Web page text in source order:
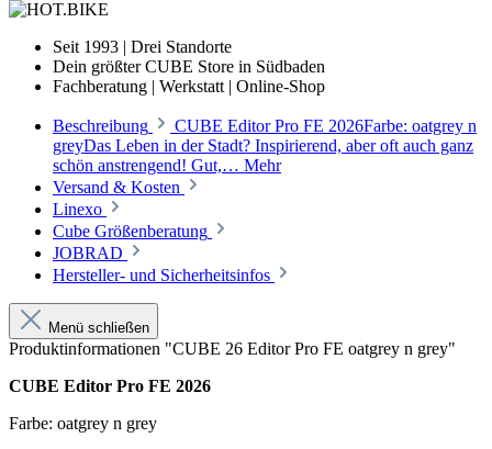
Seit 1993 | Drei Standorte
Dein größter CUBE Store in Südbaden
Fachberatung | Werkstatt | Online-Shop
Beschreibung
CUBE Editor Pro FE 2026Farbe: oatgrey n
greyDas Leben in der Stadt? Inspirierend, aber oft auch ganz
schön anstrengend! Gut,… Mehr
Versand & Kosten
Linexo
Cube Größenberatung
JOBRAD
Hersteller- und Sicherheitsinfos
Menü schließen
Produktinformationen "CUBE 26 Editor Pro FE oatgrey n grey"
CUBE Editor Pro FE 2026
Farbe: oatgrey n grey